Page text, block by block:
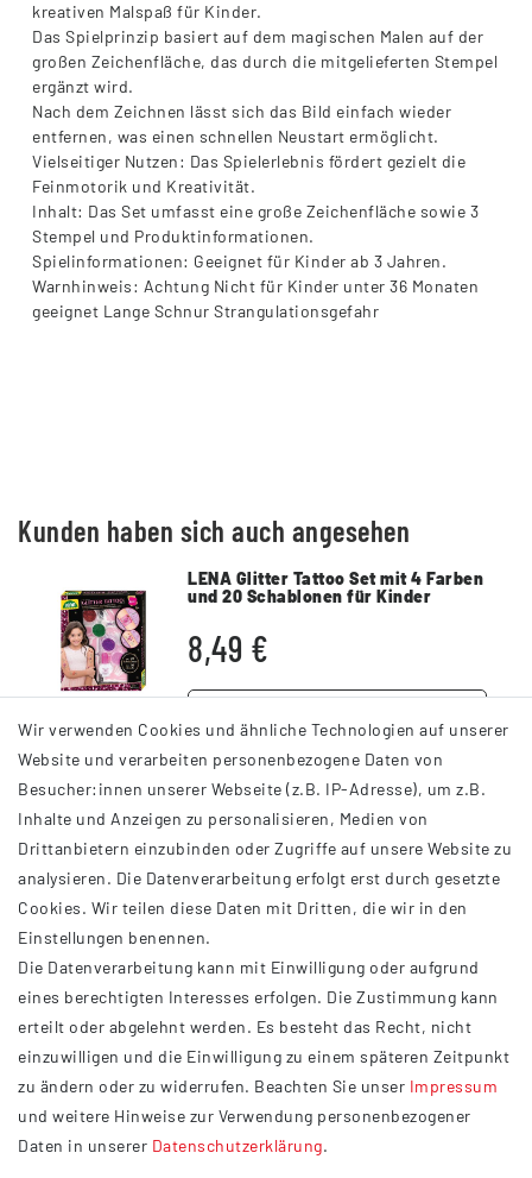
kreativen Malspaß für Kinder.
Das Spielprinzip basiert auf dem magischen Malen auf der
großen Zeichenfläche, das durch die mitgelieferten Stempel
ergänzt wird.
Nach dem Zeichnen lässt sich das Bild einfach wieder
entfernen, was einen schnellen Neustart ermöglicht.
Vielseitiger Nutzen: Das Spielerlebnis fördert gezielt die
Feinmotorik und Kreativität.
Inhalt: Das Set umfasst eine große Zeichenfläche sowie 3
Stempel und Produktinformationen.
Spielinformationen: Geeignet für Kinder ab 3 Jahren.
Warnhinweis: Achtung Nicht für Kinder unter 36 Monaten
geeignet Lange Schnur Strangulationsgefahr
Kunden haben sich auch angesehen
LENA Glitter Tattoo Set mit 4 Farben
und 20 Schablonen für Kinder
8,49 €
INFORMATIONEN
AGB
Impressum
Datenschutzerklärung
Widerrufsrecht
Barrierefreiheit
Service
Wir verwenden Cookies und ähnliche Technologien auf unserer
Website und verarbeiten personenbezogene Daten von
Besucher:innen unserer Webseite (z.B. IP-Adresse), um z.B.
Inhalte und Anzeigen zu personalisieren, Medien von
Drittanbietern einzubinden oder Zugriffe auf unsere Website zu
analysieren. Die Datenverarbeitung erfolgt erst durch gesetzte
Cookies. Wir teilen diese Daten mit Dritten, die wir in den
Einstellungen benennen.
Die Datenverarbeitung kann mit Einwilligung oder aufgrund
eines berechtigten Interesses erfolgen. Die Zustimmung kann
erteilt oder abgelehnt werden. Es besteht das Recht, nicht
einzuwilligen und die Einwilligung zu einem späteren Zeitpunkt
zu ändern oder zu widerrufen. Beachten Sie unser Impressum
und weitere Hinweise zur Verwendung personenbezogener
Daten in unserer Daten­schutz­erklärung.